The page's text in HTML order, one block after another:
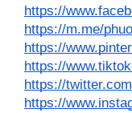
https://
https://m.me/
https://
https://
https://
https://